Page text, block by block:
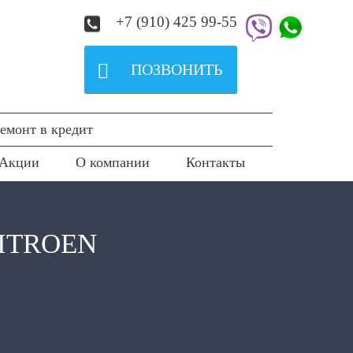
+7 (910) 425 99-55
 ПОЗВОНИТЬ
в кредит
Акции О компании Контакты